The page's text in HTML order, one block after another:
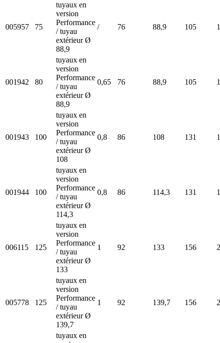
005957 75
tuyaux en
version
Performance
/ tuyau
extérieur Ø
88,9
/ 76 88,9 105
001942 80
tuyaux en
version
Performance
/ tuyau
extérieur Ø
88,9
0,65 76 88,9 105
001943 100
tuyaux en
version
Performance
/ tuyau
extérieur Ø
108
0,8 86 108 131
001944 100
tuyaux en
version
Performance
/ tuyau
extérieur Ø
114,3
0,8 86 114,3 131
006115 125
tuyaux en
version
Performance
/ tuyau
extérieur Ø
133
1 92 133 156
005778 125
tuyaux en
version
Performance
/ tuyau
extérieur Ø
139,7
1 92 139,7 156
tuyaux en